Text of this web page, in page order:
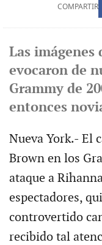
COMPARTIR
Las imágenes
evocaron de
Grammy de
entonces
Nueva York.- El
Brown en los
ataque a
espectadores,
controvertido
recibido tal